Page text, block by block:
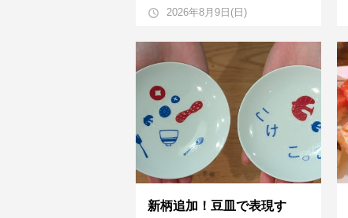
2026年8月9日(日)
新柄追加！豆皿で表現す